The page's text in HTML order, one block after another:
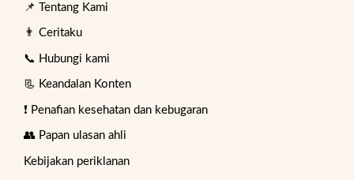
📌 Tentang Kami
👨 Ceritaku
📞 Hubungi kami
📃 Keandalan Konten
❗ Penafian kesehatan dan kebugaran
👥 Papan ulasan ahli
Kebijakan periklanan